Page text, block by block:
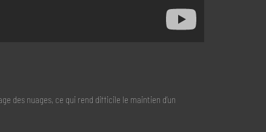
des nuages, ce qui rend difficile le maintien d’un